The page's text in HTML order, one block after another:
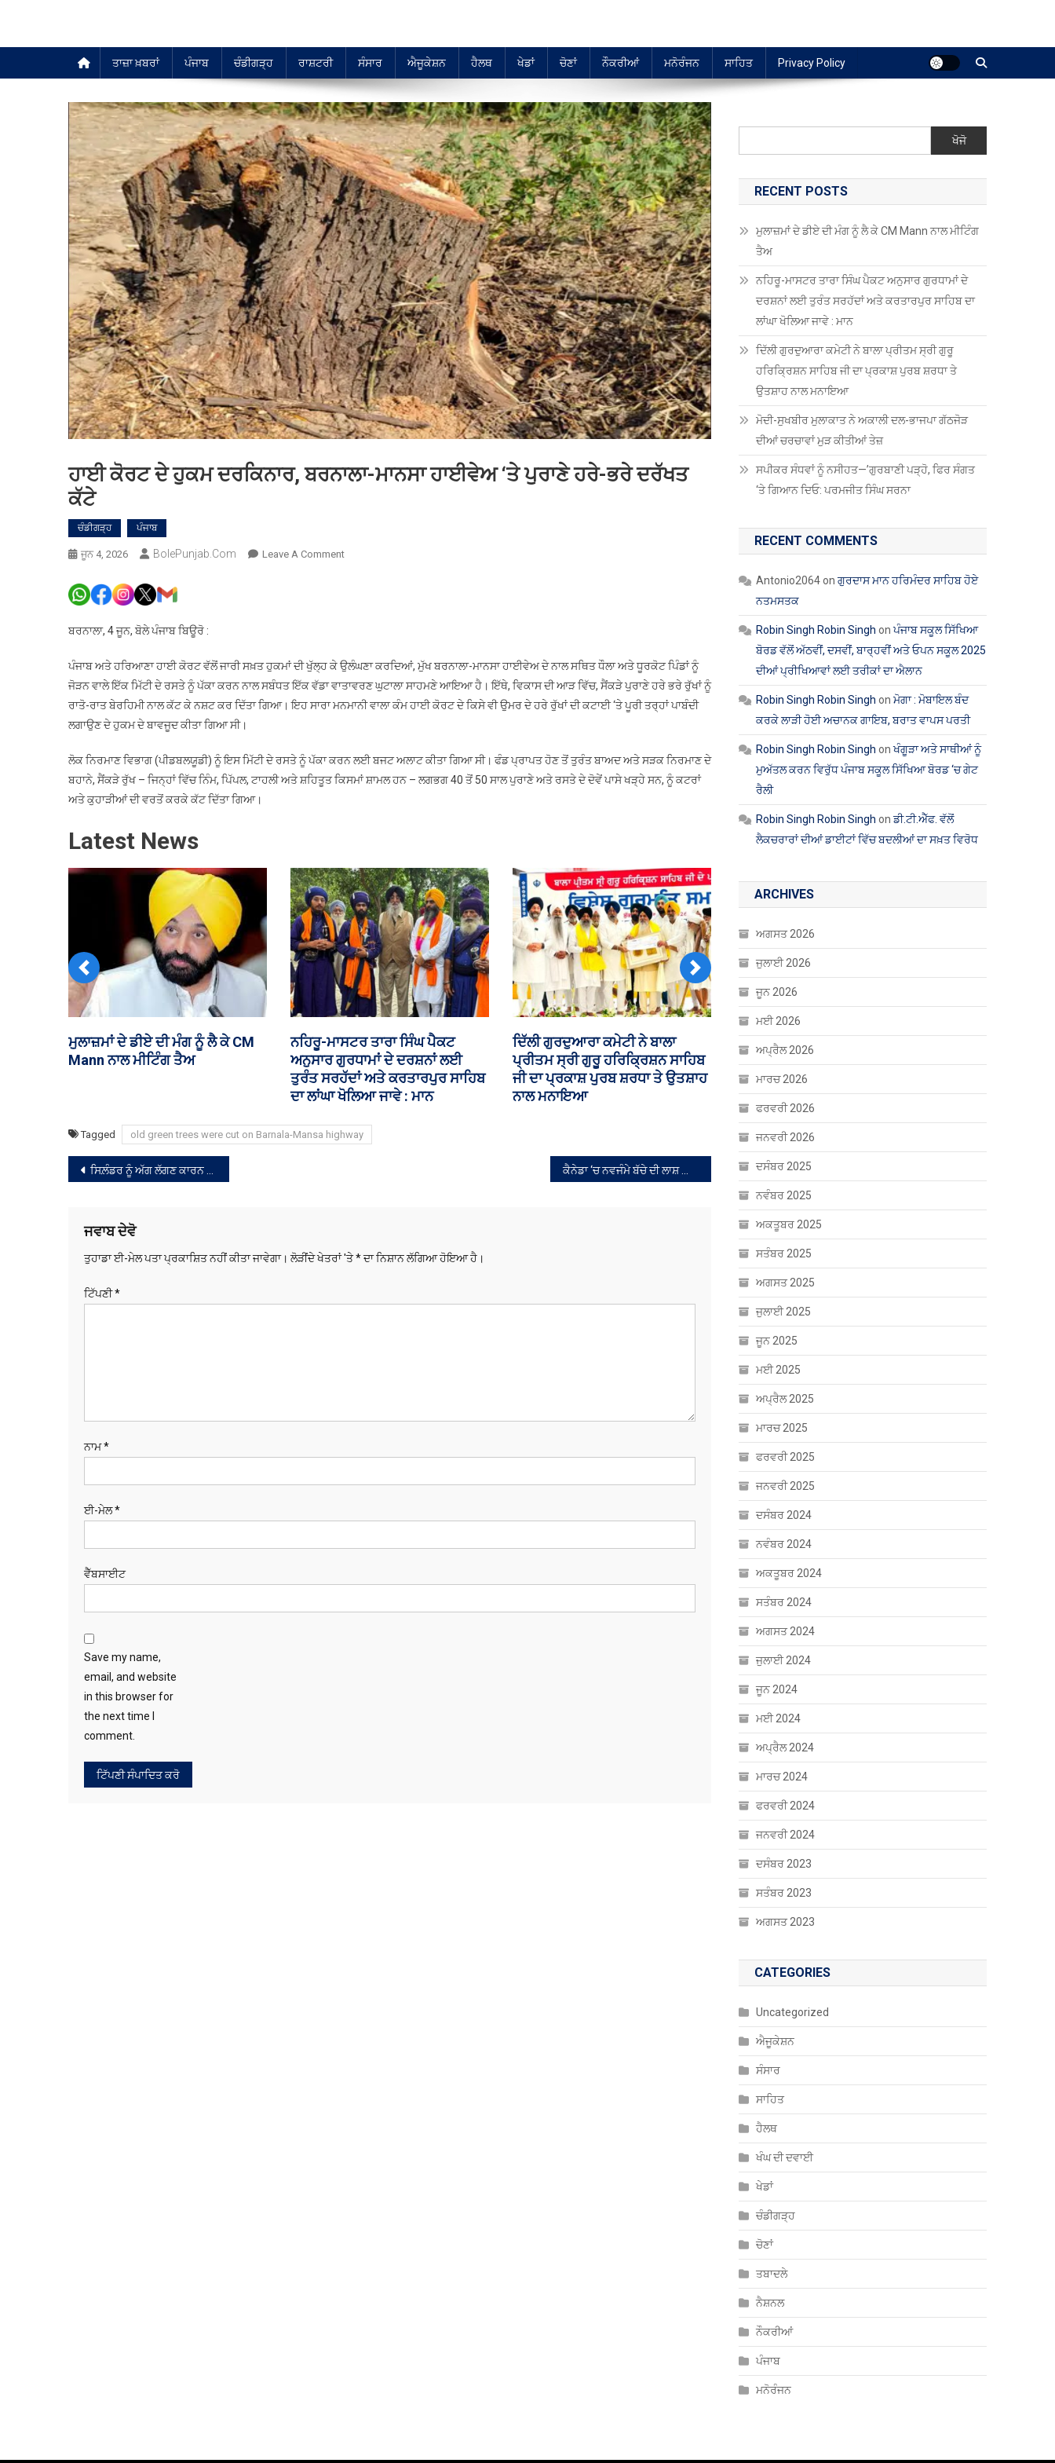
ਤਾਜ਼ਾ ਖ਼ਬਰਾਂ ਪੰਜਾਬ ਚੰਡੀਗੜ੍ਹ ਰਾਸ਼ਟਰੀ ਸੰਸਾਰ ਐਜੂਕੇਸ਼ਨ ਹੈਲਥ ਖੇਡਾਂ ਚੋਣਾਂ ਨੌਕਰੀਆਂ ਮਨੋਰੰਜਨ ਸਾਹਿਤ Privacy Policy
ਹਾਈ ਕੋਰਟ ਦੇ ਹੁਕਮ ਦਰਕਿਨਾਰ, ਬਰਨਾਲਾ-ਮਾਨਸਾ ਹਾਈਵੇਅ ‘ਤੇ ਪੁਰਾਣੇ ਹਰੇ-ਭਰੇ ਦਰੱਖਤ
ਕੱਟੇ
ਚੰਡੀਗੜ੍ਹ ਪੰਜਾਬ
ਜੂਨ 4, 2026 BolePunjab.com Leave A CommentOn
ਬਰਨਾਲਾ-
ਮਾਨਸਾ
ਹਾਈਵੇਅ
ਬਰਨਾਲਾ, 4 ਜੂਨ, ਬੋਲੇ ਪੰਜਾਬ ਬਿਊਰੋ :
ਪੰਜਾਬ ਅਤੇ ਹਰਿਆਣਾ ਹਾਈ ਕੋਰਟ ਵੱਲੋਂ ਜਾਰੀ ਸਖ਼ਤ ਹੁਕਮਾਂ ਦੀ ਖੁੱਲ੍ਹ ਕੇ ਉਲੰਘਣਾ ਕਰਦਿਆਂ, ਮੁੱਖ ਬਰਨਾਲਾ-ਮਾਨਸਾ ਹਾਈਵੇਅ ਦੇ ਨਾਲ ਸਥਿਤ ਧੌਲਾ ਅਤੇ ਧੂਰਕੋਟ ਪਿੰਡਾਂ ਨੂੰ
ਜੋੜਨ ਵਾਲੇ ਇੱਕ ਮਿੱਟੀ ਦੇ ਰਸਤੇ ਨੂੰ ਪੱਕਾ ਕਰਨ ਨਾਲ ਸਬੰਧਤ ਇੱਕ ਵੱਡਾ ਵਾਤਾਵਰਣ ਘੁਟਾਲਾ ਸਾਹਮਣੇ ਆਇਆ ਹੈ। ਇੱਥੇ, ਵਿਕਾਸ ਦੀ ਆੜ ਵਿੱਚ, ਸੈਂਕੜੇ ਪੁਰਾਣੇ ਹਰੇ ਭਰੇ ਰੁੱਖਾਂ ਨੂੰ
ਰਾਤੋ-ਰਾਤ ਬੇਰਹਿਮੀ ਨਾਲ ਕੱਟ ਕੇ ਨਸ਼ਟ ਕਰ ਦਿੱਤਾ ਗਿਆ। ਇਹ ਸਾਰਾ ਮਨਮਾਨੀ ਵਾਲਾ ਕੰਮ ਹਾਈ ਕੋਰਟ ਦੇ ਕਿਸੇ ਵੀ ਉਮਰ ਦੇ ਹਰੇ ਰੁੱਖਾਂ ਦੀ ਕਟਾਈ ‘ਤੇ ਪੂਰੀ ਤਰ੍ਹਾਂ ਪਾਬੰਦੀ
ਲਗਾਉਣ ਦੇ ਹੁਕਮ ਦੇ ਬਾਵਜੂਦ ਕੀਤਾ ਗਿਆ ਸੀ।
ਲੋਕ ਨਿਰਮਾਣ ਵਿਭਾਗ (ਪੀਡਬਲਯੂਡੀ) ਨੂੰ ਇਸ ਮਿੱਟੀ ਦੇ ਰਸਤੇ ਨੂੰ ਪੱਕਾ ਕਰਨ ਲਈ ਬਜਟ ਅਲਾਟ ਕੀਤਾ ਗਿਆ ਸੀ। ਫੰਡ ਪ੍ਰਾਪਤ ਹੋਣ ਤੋਂ ਤੁਰੰਤ ਬਾਅਦ ਅਤੇ ਸੜਕ ਨਿਰਮਾਣ ਦੇ
ਬਹਾਨੇ, ਸੈਂਕੜੇ ਰੁੱਖ – ਜਿਨ੍ਹਾਂ ਵਿੱਚ ਨਿੰਮ, ਪਿੱਪਲ, ਟਾਹਲੀ ਅਤੇ ਸ਼ਹਿਤੂਤ ਕਿਸਮਾਂ ਸ਼ਾਮਲ ਹਨ – ਲਗਭਗ 40 ਤੋਂ 50 ਸਾਲ ਪੁਰਾਣੇ ਅਤੇ ਰਸਤੇ ਦੇ ਦੋਵੇਂ ਪਾਸੇ ਖੜ੍ਹੇ ਸਨ, ਨੂੰ ਕਟਰਾਂ
ਅਤੇ ਕੁਹਾੜੀਆਂ ਦੀ ਵਰਤੋਂ ਕਰਕੇ ਕੱਟ ਦਿੱਤਾ ਗਿਆ।
Latest News
ਮੋਦੀ-ਸੁਖਬੀਰ ਮੁਲਾਕਾਤ ਨੇ ਅਕਾਲੀ ਦਲ-
ਭਾਜਪਾ ਗੱਠਜੋੜ ਦੀਆਂ ਚਰਚਾਵਾਂ ਮੁੜ
ਸਪੀਕਰ ਸੰਧਵਾਂ ਨੂੰ ਨਸੀਹਤ—’ਗੁਰਬਾਣੀ
ਪੜ੍ਹੋ, ਫਿਰ ਸੰਗਤ ‘ਤੇ ਗਿਆਨ ਦਿਓ:
ਪਰਮਜੀਤ ਸਿੰਘ ਸਰਨਾ
ਡੀਏ ਦੀ ਮੰਗ; ਚੰਡੀਗੜ੍ਹ ’ਚ ਮੁਲਾਜ਼ਮਾਂ ਤੇ
ਪੈਨਸ਼ਨਰਾਂ ਦੀ ਮਹਾਂ-ਰੈਲੀ ਦੌਰਾਨ ਵਿਧਾਨ
ਸਭਾ ਵੱਲ ਵਧ ਰਹੇ ਕਰਮਚਾਰੀਆਂ ’ਤੇ
ਚੱਲੀਆਂ ਜਲ ਤੋਪਾਂ
Previous Next
Tagged old green trees were cut on Barnala-Mansa highway
ਸੰਪਾਦਨਾ
ਸਿਲ਼ੰਡਰ ਨੂੰ ਅੱਗ ਲੱਗਣ ਕਾਰਨ 6 ਲੋਕ ਝੁਲਸੇ
ਜਵਾਬ ਦੇਵੋ
ਤੁਹਾਡਾ ਈ-ਮੇਲ ਪਤਾ ਪ੍ਰਕਾਸ਼ਿਤ ਨਹੀਂ ਕੀਤਾ ਜਾਵੇਗਾ। ਲੋੜੀਂਦੇ ਖੇਤਰਾਂ 'ਤੇ*ਦਾ ਨਿਸ਼ਾਨ ਲੱਗਿਆ ਹੋਇਆ ਹੈ।
ਟਿੱਪਣੀ*
ਨਾਮ*
ਈ-ਮੇਲ*
ਵੈੱਬਸਾਈਟ
Save my name,
email, and website
in this browser for
the next time I
comment.
ਖੋਜੋ
RECENT POSTS
ਮੁਲਾਜ਼ਮਾਂ ਦੇ ਡੀਏ ਦੀ ਮੰਗ ਨੂੰ ਲੈ ਕੇ CM Mann ਨਾਲ ਮੀਟਿੰਗ
ਤੈਅ
ਨਹਿਰੂ-ਮਾਸਟਰ ਤਾਰਾ ਸਿੰਘ ਪੈਕਟ ਅਨੁਸਾਰ ਗੁਰਧਾਮਾਂ ਦੇ
ਦਰਸ਼ਨਾਂ ਲਈ ਤੁਰੰਤ ਸਰਹੱਦਾਂ ਅਤੇ ਕਰਤਾਰਪੁਰ ਸਾਹਿਬ ਦਾ
ਲਾਂਘਾ ਖੋਲਿਆ ਜਾਵੇ : ਮਾਨ
ਦਿੱਲੀ ਗੁਰਦੁਆਰਾ ਕਮੇਟੀ ਨੇ ਬਾਲਾ ਪ੍ਰੀਤਮ ਸ੍ਰੀ ਗੁਰੂ
ਹਰਿਕ੍ਰਿਸ਼ਨ ਸਾਹਿਬ ਜੀ ਦਾ ਪ੍ਰਕਾਸ਼ ਪੁਰਬ ਸ਼ਰਧਾ ਤੇ
ਉਤਸ਼ਾਹ ਨਾਲ ਮਨਾਇਆ
ਮੋਦੀ-ਸੁਖਬੀਰ ਮੁਲਾਕਾਤ ਨੇ ਅਕਾਲੀ ਦਲ-ਭਾਜਪਾ ਗੱਠਜੋੜ
ਦੀਆਂ ਚਰਚਾਵਾਂ ਮੁੜ ਕੀਤੀਆਂ ਤੇਜ਼
ਸਪੀਕਰ ਸੰਧਵਾਂ ਨੂੰ ਨਸੀਹਤ—’ਗੁਰਬਾਣੀ ਪੜ੍ਹੋ, ਫਿਰ ਸੰਗਤ
‘ਤੇ ਗਿਆਨ ਦਿਓ: ਪਰਮਜੀਤ ਸਿੰਘ ਸਰਨਾ
RECENT COMMENTS
Antonio2064onਗੁਰਦਾਸ ਮਾਨ ਹਰਿਮੰਦਰ ਸਾਹਿਬ ਹੋਏ
ਨਤਮਸਤਕ
Robin Singh Robin Singh onਪੰਜਾਬ ਸਕੂਲ ਸਿੱਖਿਆ
ਬੋਰਡ ਵੱਲੋਂ ਅੱਠਵੀਂ, ਦਸਵੀਂ, ਬਾਰ੍ਹਵੀਂ ਅਤੇ ਓਪਨ ਸਕੂਲ 2025
ਦੀਆਂ ਪ੍ਰੀਖਿਆਵਾਂ ਲਈ ਤਰੀਕਾਂ ਦਾ ਐਲਾਨ
Robin Singh Robin Singh onਮੋਗਾ : ਮੋਬਾਇਲ ਬੰਦ
ਕਰਕੇ ਲਾੜੀ ਹੋਈ ਅਚਾਨਕ ਗਾਇਬ, ਬਰਾਤ ਵਾਪਸ ਪਰਤੀ
Robin Singh Robin Singh onਖੰਗੂੜਾ ਅਤੇ ਸਾਥੀਆਂ ਨੂੰ
ਮੁਅੱਤਲ ਕਰਨ ਵਿਰੁੱਧ ਪੰਜਾਬ ਸਕੂਲ ਸਿੱਖਿਆ ਬੋਰਡ ‘ਚ ਗੇਟ
ਰੈਲੀ
Robin Singh Robin Singh onਡੀ.ਟੀ.ਐੱਫ. ਵੱਲੋਂ
ਲੈਕਚਰਾਰਾਂ ਦੀਆਂ ਡਾਈਟਾਂ ਵਿੱਚ ਬਦਲੀਆਂ ਦਾ ਸਖ਼ਤ ਵਿਰੋਧ
ARCHIVES
ਅਗਸਤ 2026
ਜੁਲਾਈ 2026
ਜੂਨ 2026
ਮਈ 2026
ਅਪ੍ਰੈਲ 2026
ਮਾਰਚ 2026
ਫਰਵਰੀ 2026
ਜਨਵਰੀ 2026
ਦਸੰਬਰ 2025
ਨਵੰਬਰ 2025
ਅਕਤੂਬਰ 2025
ਸਤੰਬਰ 2025
ਅਗਸਤ 2025
ਜੁਲਾਈ 2025
ਜੂਨ 2025
ਮਈ 2025
ਅਪ੍ਰੈਲ 2025
ਮਾਰਚ 2025
ਫਰਵਰੀ 2025
ਜਨਵਰੀ 2025
ਦਸੰਬਰ 2024
ਨਵੰਬਰ 2024
ਅਕਤੂਬਰ 2024
ਸਤੰਬਰ 2024
ਅਗਸਤ 2024
ਜੁਲਾਈ 2024
ਜੂਨ 2024
ਮਈ 2024
ਅਪ੍ਰੈਲ 2024
ਮਾਰਚ 2024
ਫਰਵਰੀ 2024
ਜਨਵਰੀ 2024
ਦਸੰਬਰ 2023
ਸਤੰਬਰ 2023
ਅਗਸਤ 2023
CATEGORIES
Uncategorized
ਐਜੂਕੇਸ਼ਨ
ਸੰਸਾਰ
ਸਾਹਿਤ
ਹੈਲਥ
ਖੰਘ ਦੀ ਦਵਾਈ
ਖੇਡਾਂ
ਚੰਡੀਗੜ੍ਹ
ਚੋਣਾਂ
ਤਬਾਦਲੇ
ਨੈਸ਼ਨਲ
ਨੌਕਰੀਆਂ
ਪੰਜਾਬ
ਮਨੋਰੰਜਨ